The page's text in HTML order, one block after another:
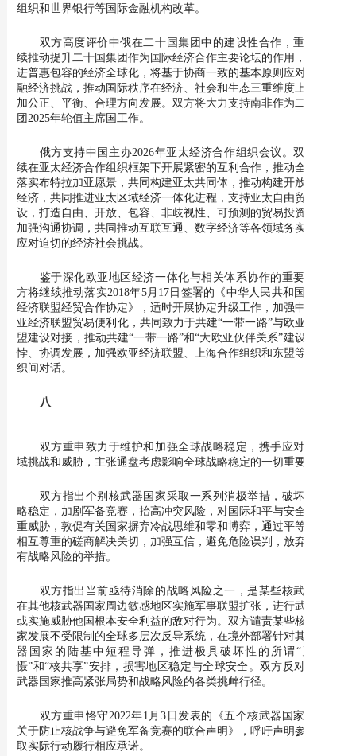
组织和世界银行等国际金融机构改革。
双方高度评价中俄在二十国集团中的建设性合作，重申愿继
续推动提升二十国集团作为国际经济合作主要论坛的作用，共同推
进普惠包容的经济全球化，将基于协商一致的基本原则应对全球金
融经济挑战，推动国际秩序在经济、社会和生态三重维度上朝着更
加公正、平衡、合理方向发展。双方将大力支持南非作为二十国集
团2025年轮值主席国工作。
俄方支持中国主办2026年亚太经济合作组织会议。双方将继
续在亚太经济合作组织框架下开展紧密的互利合作，推动全面平衡
落实布特拉加亚愿景，共同构建亚太共同体，推动构建开放型世界
经济，共同推进亚太区域经济一体化进程，支持亚太自由贸易区建
设，打造自由、开放、包容、非歧视性、可预测的贸易投资环境；
加强沟通协调，共同推动互联互通、数字经济等各领域务实合作，
应对迫切的经济社会挑战。
鉴于深化欧亚地区经济一体化与相关体系协作的重要性，双
方将继续推动落实2018年5月17日签署的《中华人民共和国与欧亚
经济联盟经贸合作协定》，适时开展协定升级工作，加强中国与欧
亚经济联盟贸易便利化，共同致力于共建“一带一路”与欧亚经济联
盟建设对接，推动共建“一带一路”和“大欧亚伙伴关系”建设并行不
悖、协调发展，加强欧亚经济联盟、上海合作组织和东盟等区域组
织间对话。
八
双方重申致力于维护和加强全球战略稳定，携手应对相关领
域挑战和威胁，主张通盘考虑影响全球战略稳定的一切重要因素。
双方指出个别核武器国家采取一系列消极举措，破坏全球战
略稳定，加剧军备竞赛，抬高冲突风险，对国际和平与安全构成严
重威胁，敦促有关国家摒弃冷战思维和零和博弈，通过平等对话和
相互尊重的磋商解决关切，加强互信，避免危险误判，放弃采取带
有战略风险的举措。
双方指出当前亟待消除的战略风险之一，是某些核武器国家
在其他核武器国家周边敏感地区实施军事联盟扩张，进行武力施压
或实施威胁他国根本安全利益的敌对行为。双方谴责某些核武器国
家发展不受限制的全球多层次反导系统，在境外部署针对其他核武
器国家的陆基中短程导弹，推进极具破坏性的所谓“延伸威
慑”和“核共享”安排，损害地区稳定与全球安全。双方反对针对核
武器国家推高紧张局势和战略风险的各类挑衅行径。
双方重申恪守2022年1月3日发表的《五个核武器国家领导人
关于防止核战争与避免军备竞赛的联合声明》，呼吁声明参加国采
取实际行动履行相应承诺。